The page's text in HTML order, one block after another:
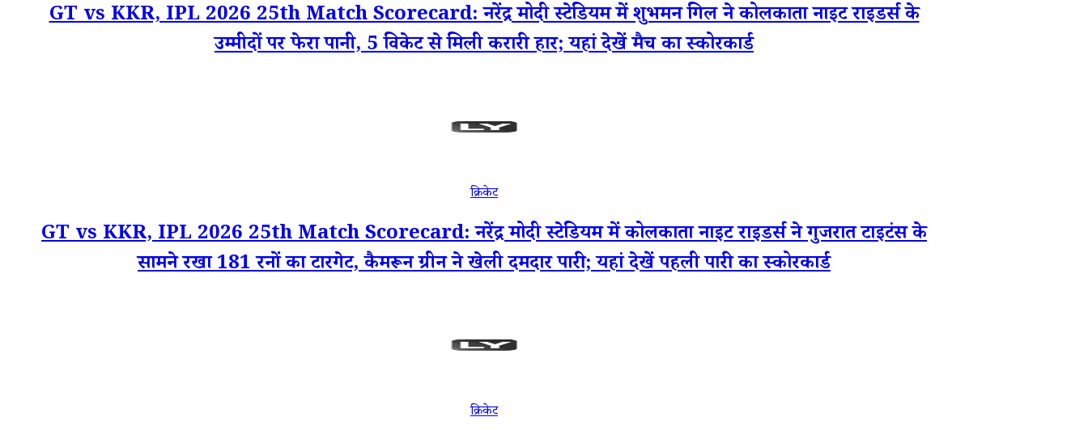
GT vs KKR, IPL 2026 25th Match Scorecard: नरेंद्र मोदी स्टेडियम में शुभमन गिल ने कोलकाता नाइट राइडर्स के
उम्मीदों पर फेरा पानी, 5 विकेट से मिली करारी हार; यहां देखें मैच का स्कोरकार्ड
क्रिकेट
GT vs KKR, IPL 2026 25th Match Scorecard: नरेंद्र मोदी स्टेडियम में कोलकाता नाइट राइडर्स ने गुजरात टाइटंस के
सामने रखा 181 रनों का टारगेट, कैमरून ग्रीन ने खेली दमदार पारी; यहां देखें पहली पारी का स्कोरकार्ड
क्रिकेट